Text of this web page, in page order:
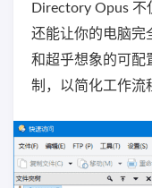
Directory Opus 不
还能让你的电脑完
和超乎想象的可配
制，以简化工作流